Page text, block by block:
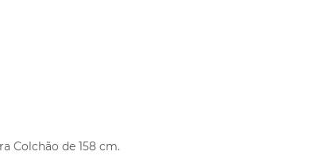
Colchão de 158 cm.